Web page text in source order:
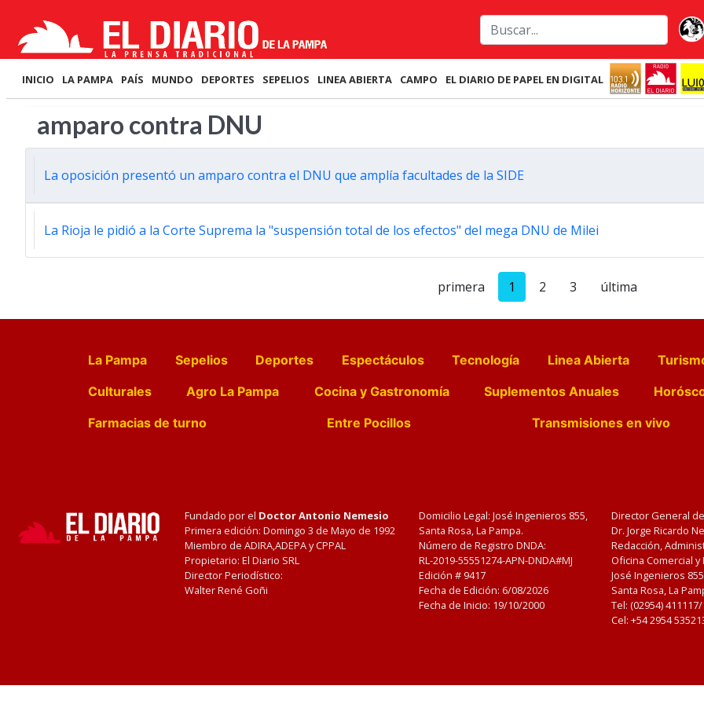
INICIO LA PAMPA PAÍS MUNDO DEPORTES SEPELIOS LINEA ABIERTA CAMPO EL DIARIO DE PAPEL EN DIGITAL
amparo contra DNU
La oposición presentó un amparo contra el DNU que amplía facultades de la SIDE
La Rioja le pidió a la Corte Suprema la "suspensión total de los efectos" del mega DNU de Milei
primera 1 2 3 última
La Pampa Sepelios Deportes Espectáculos Tecnología Linea Abierta
Culturales
Agro La Pampa Cocina y Gastronomía Suplementos Anuales
Farmacias de turno
Entre Pocillos Transmisiones en vivo
Fundado por el Doctor Antonio Nemesio
Primera edición: Domingo 3 de Mayo de 1992
Miembro de ADIRA,ADEPA y CPPAL
Propietario: El Diario SRL
Director Periodístico:
Walter René Goñi
Domicilio Legal: José Ingenieros 855,
Santa Rosa, La Pampa.
Número de Registro DNDA:
RL-2019-55551274-APN-DNDA#MJ
Edición # 9417
Fecha de Edición: 6/08/2026
Fecha de Inicio: 19/10/2000
Director General
Dr. Jorge Ricardo
Redacción,
Oficina Comercial
José Ingenieros
Santa Rosa, La
Tel: (02954)
Cel: +54 2954